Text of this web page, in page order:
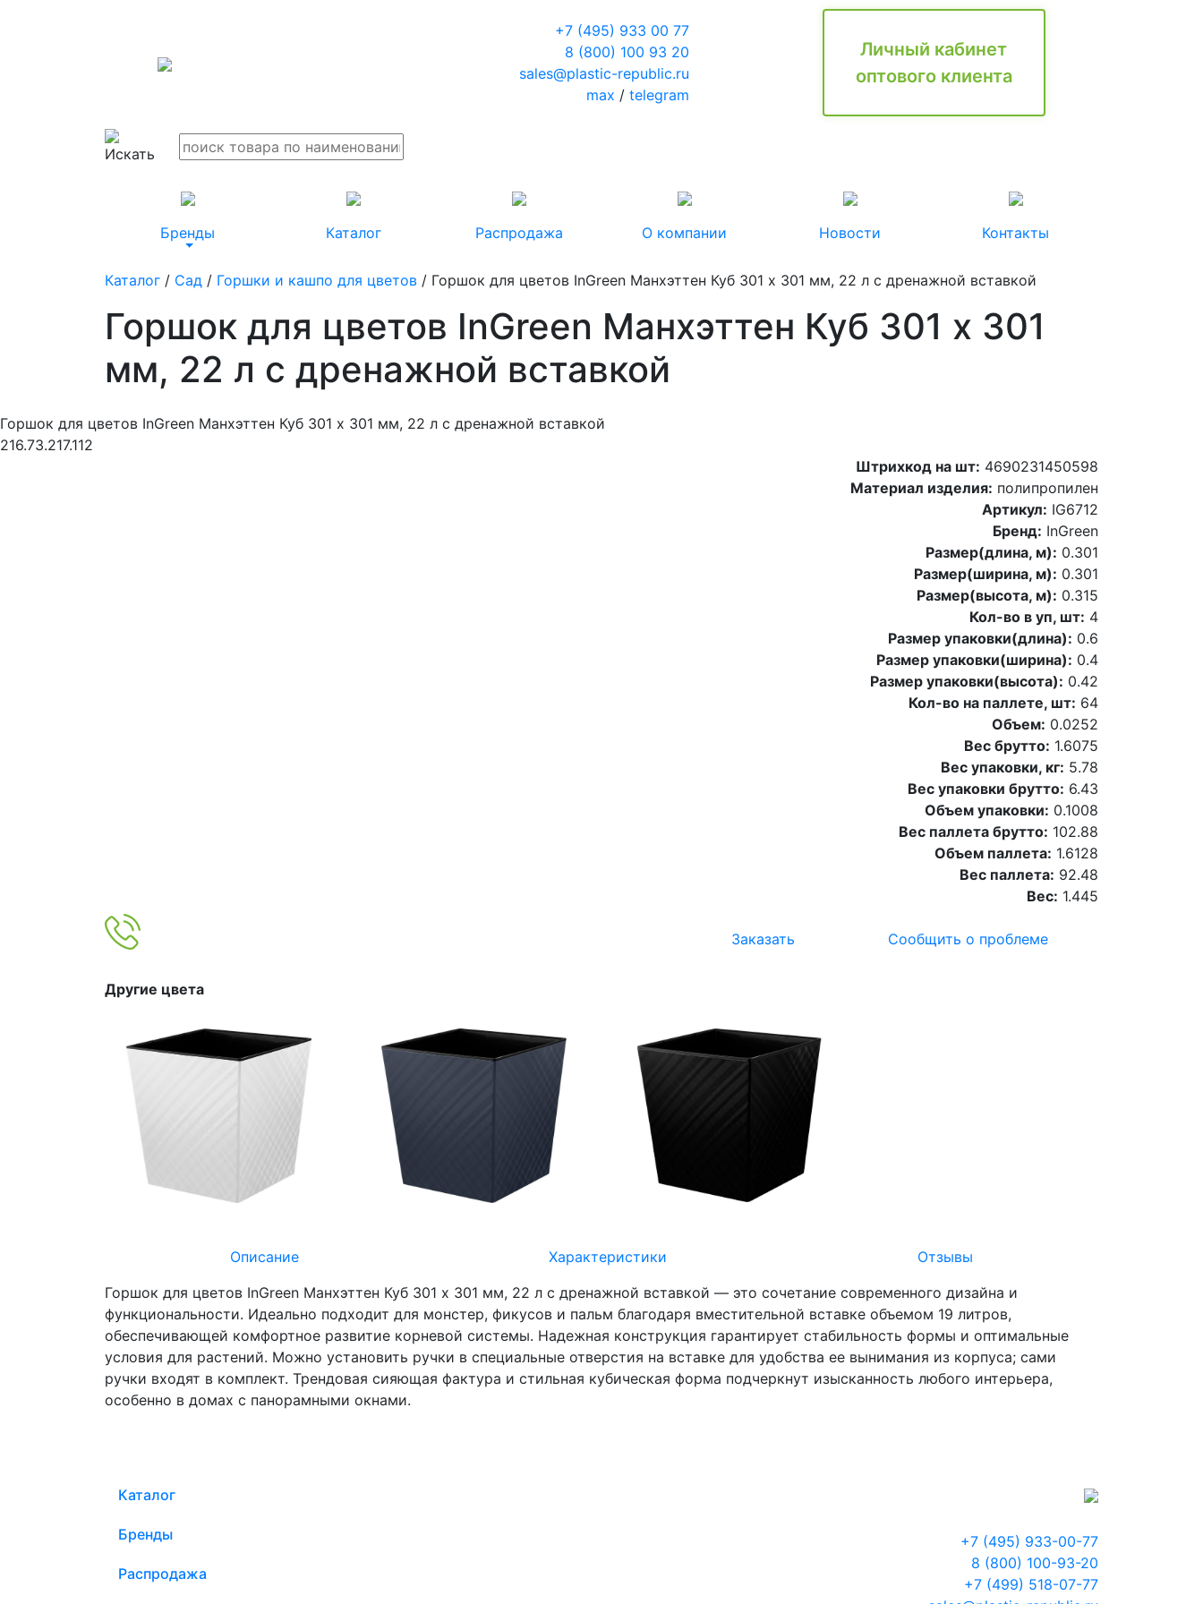
+7 (495) 933 00 77
8 (800) 100 93 20
sales@plastic-republic.ru
max / telegram
Личный кабинет
оптового клиента
Бренды Каталог Распродажа О компании Новости Контакты
Каталог / Сад / Горшки и кашпо для цветов / Горшок для цветов InGreen Манхэттен Куб 301 х 301 мм, 22 л c дренажной вставкой
Горшок для цветов InGreen Манхэттен Куб 301 х 301
мм, 22 л c дренажной вставкой
Горшок для цветов InGreen Манхэттен Куб 301 х 301 мм, 22 л c дренажной вставкой
216.73.217.112
Штрихкод на шт: 4690231450598
Материал изделия: полипропилен
Артикул: IG6712
Бренд: InGreen
Размер(длина, м): 0.301
Размер(ширина, м): 0.301
Размер(высота, м): 0.315
Кол-во в уп, шт: 4
Размер упаковки(длина): 0.6
Размер упаковки(ширина): 0.4
Размер упаковки(высота): 0.42
Кол-во на паллете, шт: 64
Объем: 0.0252
Вес брутто: 1.6075
Вес упаковки, кг: 5.78
Вес упаковки брутто: 6.43
Объем упаковки: 0.1008
Вес паллета брутто: 102.88
Объем паллета: 1.6128
Вес паллета: 92.48
Вес: 1.445
Заказать Сообщить о проблеме
Другие цвета
Описание Характеристики
Отзывы
Горшок для цветов InGreen Манхэттен Куб 301 х 301 мм, 22 л c дренажной вставкой — это сочетание современного дизайна и
функциональности. Идеально подходит для монстер, фикусов и пальм благодаря вместительной вставке объемом 19 литров,
обеспечивающей комфортное развитие корневой системы. Надежная конструкция гарантирует стабильность формы и оптимальные
условия для растений. Можно установить ручки в специальные отверстия на вставке для удобства ее вынимания из корпуса; сами
ручки входят в комплект. Трендовая сияющая фактура и стильная кубическая форма подчеркнут изысканность любого интерьера,
особенно в домах с панорамными окнами.
Каталог
Бренды
Распродажа
+7 (495) 933-00-77
8 (800) 100-93-20
+7 (499) 518-07-77